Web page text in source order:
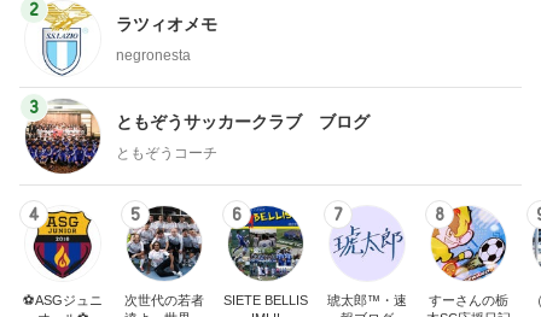
2
ラツィオメモ
negronesta
3
ともぞうサッカークラブ ブログ
ともぞうコーチ
4
⚽️ASGジュニ
5
次世代の若者
6
SIETE BELLIS
7
琥太郎™️・速
8
すーさんの栃